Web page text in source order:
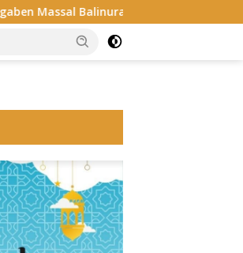
Tradisi Suci Terbesar di Indonesia